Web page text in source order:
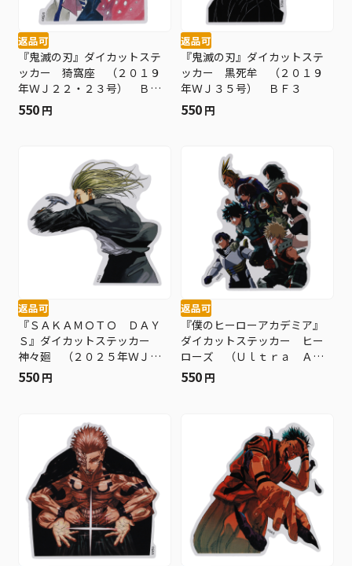
返品可
『鬼滅の刃』ダイカットステ
ッカー 猗窩座 （２０１９
年ＷＪ２２・２３号） ＢＦ
３
550 円
返品可
『鬼滅の刃』ダイカットステ
ッカー 黒死牟 （２０１９
年ＷＪ３５号） ＢＦ３
550 円
返品可
『ＳＡＫＡＭＯＴＯ ＤＡＹ
Ｓ』ダイカットステッカー
神々廻 （２０２５年ＷＪ２
５号） ＢＦ３
550 円
返品可
『僕のヒーローアカデミア』
ダイカットステッカー ヒー
ローズ （Ｕｌｔｒａ Ａｒ
ｃｈｉｖｅ） ＢＦ３
550 円